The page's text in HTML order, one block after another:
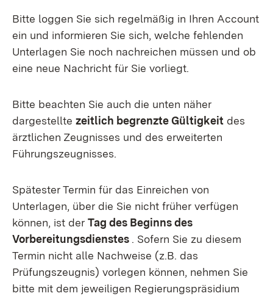
Bitte loggen Sie sich regelmäßig in Ihren Account
ein und informieren Sie sich, welche fehlenden
Unterlagen Sie noch nachreichen müssen und ob
eine neue Nachricht für Sie vorliegt.
Bitte beachten Sie auch die unten näher
dargestellte zeitlich begrenzte Gültigkeit des
ärztlichen Zeugnisses und des erweiterten
Führungszeugnisses.
Spätester Termin für das Einreichen von
Unterlagen, über die Sie nicht früher verfügen
können, ist der Tag des Beginns des
Vorbereitungsdienstes . Sofern Sie zu diesem
Termin nicht alle Nachweise (z.B. das
Prüfungszeugnis) vorlegen können, nehmen Sie
bitte mit dem jeweiligen Regierungspräsidium